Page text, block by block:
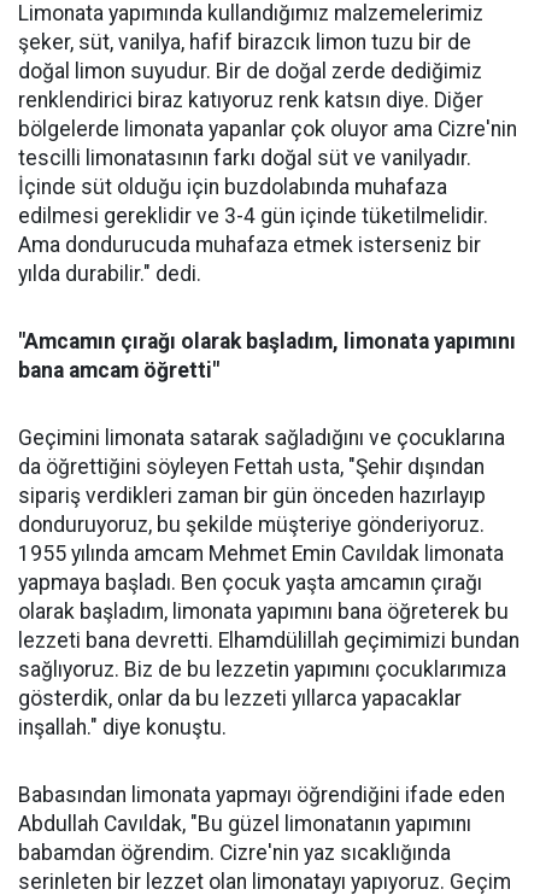
Limonata yapımında kullandığımız malzemelerimiz
şeker, süt, vanilya, hafif birazcık limon tuzu bir de
doğal limon suyudur. Bir de doğal zerde dediğimiz
renklendirici biraz katıyoruz renk katsın diye. Diğer
bölgelerde limonata yapanlar çok oluyor ama Cizre'nin
tescilli limonatasının farkı doğal süt ve vanilyadır.
İçinde süt olduğu için buzdolabında muhafaza
edilmesi gereklidir ve 3-4 gün içinde tüketilmelidir.
Ama dondurucuda muhafaza etmek isterseniz bir
yılda durabilir." dedi.
"Amcamın çırağı olarak başladım, limonata yapımını
bana amcam öğretti"
Geçimini limonata satarak sağladığını ve çocuklarına
da öğrettiğini söyleyen Fettah usta, "Şehir dışından
sipariş verdikleri zaman bir gün önceden hazırlayıp
donduruyoruz, bu şekilde müşteriye gönderiyoruz.
1955 yılında amcam Mehmet Emin Cavıldak limonata
yapmaya başladı. Ben çocuk yaşta amcamın çırağı
olarak başladım, limonata yapımını bana öğreterek bu
lezzeti bana devretti. Elhamdülillah geçimimizi bundan
sağlıyoruz. Biz de bu lezzetin yapımını çocuklarımıza
gösterdik, onlar da bu lezzeti yıllarca yapacaklar
inşallah." diye konuştu.
Babasından limonata yapmayı öğrendiğini ifade eden
Abdullah Cavıldak, "Bu güzel limonatanın yapımını
babamdan öğrendim. Cizre'nin yaz sıcaklığında
serinleten bir lezzet olan limonatayı yapıyoruz. Geçim